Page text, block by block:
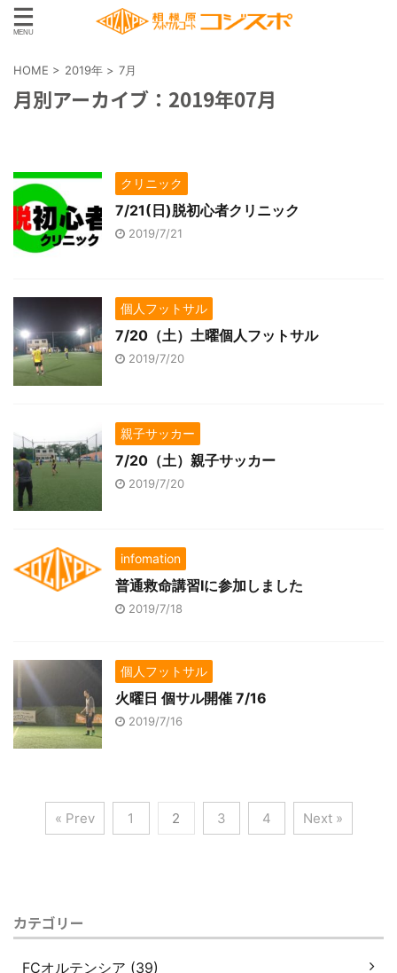
HOME > 2019年 > 7月
月別アーカイブ：2019年07月
クリニック
7/21(日)脱初心者クリニック
2019/7/21
個人フットサル
7/20（土）土曜個人フットサル
2019/7/20
親子サッカー
7/20（土）親子サッカー
2019/7/20
infomation
普通救命講習Ⅰに参加しました
2019/7/18
個人フットサル
火曜日 個サル開催 7/16
2019/7/16
« Prev 1 2 3 4 Next »
カテゴリー
FCオルテンシア (39)